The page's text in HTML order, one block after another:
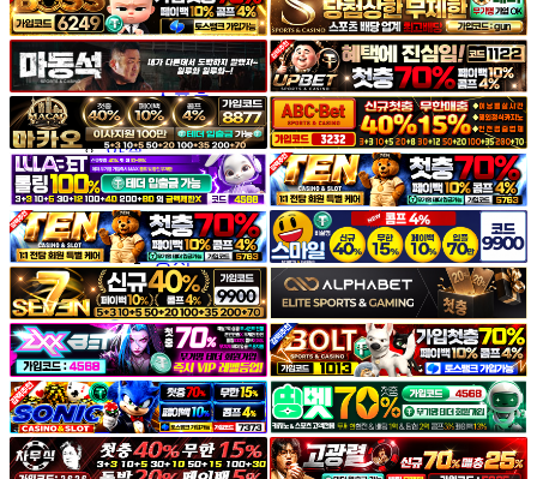
품번
후방주의
움짤
스포츠
기타
야썰
고객센터
공지&이벤트
공지
1:1문의
광고문의